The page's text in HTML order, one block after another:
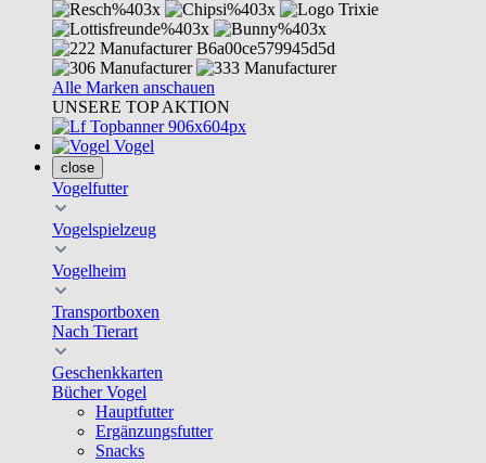
Alle Marken anschauen
UNSERE TOP AKTION
Vogel
close
Vogelfutter
Vogelspielzeug
Vogelheim
Transportboxen
Nach Tierart
Geschenkkarten
Bücher Vogel
Hauptfutter
Ergänzungsfutter
Snacks